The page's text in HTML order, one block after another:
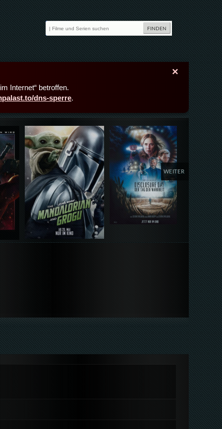
×
Internet“ betroffen.
dns-sperre.
Details,Play Details,Play
WEITER